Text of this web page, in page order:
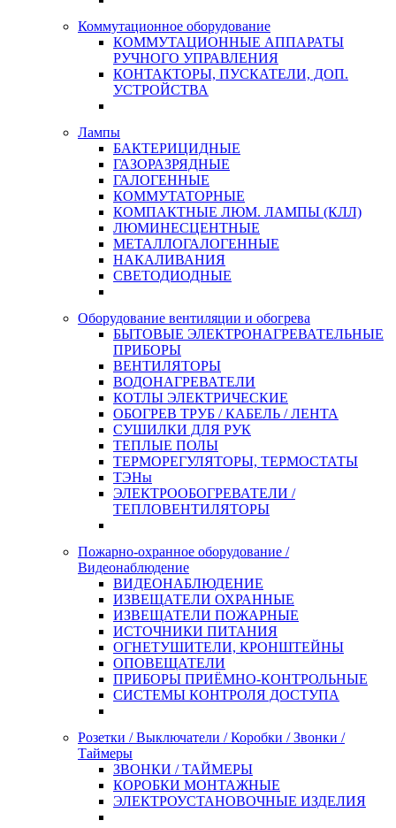
Коммутационное оборудование
КОММУТАЦИОННЫЕ АППАРАТЫ
РУЧНОГО УПРАВЛЕНИЯ
КОНТАКТОРЫ, ПУСКАТЕЛИ, ДОП.
УСТРОЙСТВА
Лампы
БАКТЕРИЦИДНЫЕ
ГАЗОРАЗРЯДНЫЕ
ГАЛОГЕННЫЕ
КОММУТАТОРНЫЕ
КОМПАКТНЫЕ ЛЮМ. ЛАМПЫ (КЛЛ)
ЛЮМИНЕСЦЕНТНЫЕ
МЕТАЛЛОГАЛОГЕННЫЕ
НАКАЛИВАНИЯ
СВЕТОДИОДНЫЕ
Оборудование вентиляции и обогрева
БЫТОВЫЕ ЭЛЕКТРОНАГРЕВАТЕЛЬНЫЕ
ПРИБОРЫ
ВЕНТИЛЯТОРЫ
ВОДОНАГРЕВАТЕЛИ
КОТЛЫ ЭЛЕКТРИЧЕСКИЕ
ОБОГРЕВ ТРУБ / КАБЕЛЬ / ЛЕНТА
СУШИЛКИ ДЛЯ РУК
ТЕПЛЫЕ ПОЛЫ
ТЕРМОРЕГУЛЯТОРЫ, ТЕРМОСТАТЫ
ТЭНы
ЭЛЕКТРООБОГРЕВАТЕЛИ /
ТЕПЛОВЕНТИЛЯТОРЫ
Пожарно-охранное оборудование /
Видеонаблюдение
ВИДЕОНАБЛЮДЕНИЕ
ИЗВЕЩАТЕЛИ ОХРАННЫЕ
ИЗВЕЩАТЕЛИ ПОЖАРНЫЕ
ИСТОЧНИКИ ПИТАНИЯ
ОГНЕТУШИТЕЛИ, КРОНШТЕЙНЫ
ОПОВЕЩАТЕЛИ
ПРИБОРЫ ПРИЁМНО-КОНТРОЛЬНЫЕ
СИСТЕМЫ КОНТРОЛЯ ДОСТУПА
Розетки / Выключатели / Коробки / Звонки /
Таймеры
ЗВОНКИ / ТАЙМЕРЫ
КОРОБКИ МОНТАЖНЫЕ
ЭЛЕКТРОУСТАНОВОЧНЫЕ ИЗДЕЛИЯ